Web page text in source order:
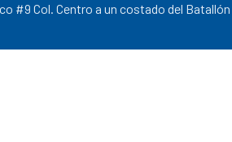
#9 Col. Centro a un costado del Batallón